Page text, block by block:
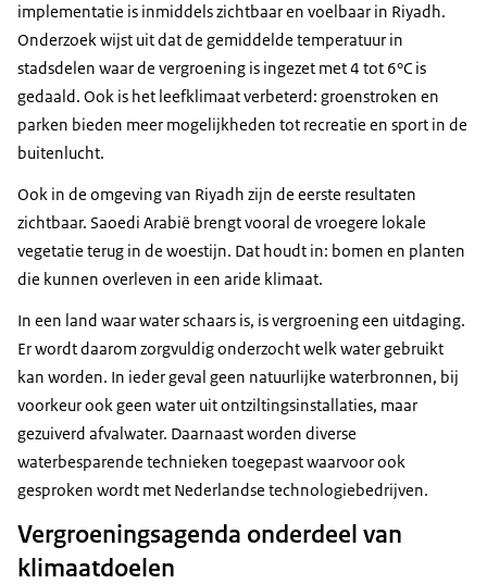
implementatie is inmiddels zichtbaar en voelbaar in Riyadh.
Onderzoek wijst uit dat de gemiddelde temperatuur in
stadsdelen waar de vergroening is ingezet met 4 tot 6°C is
gedaald. Ook is het leefklimaat verbeterd: groenstroken en
parken bieden meer mogelijkheden tot recreatie en sport in de
buitenlucht.
Ook in de omgeving van Riyadh zijn de eerste resultaten
zichtbaar. Saoedi Arabië brengt vooral de vroegere lokale
vegetatie terug in de woestijn. Dat houdt in: bomen en planten
die kunnen overleven in een aride klimaat.
In een land waar water schaars is, is vergroening een uitdaging.
Er wordt daarom zorgvuldig onderzocht welk water gebruikt
kan worden. In ieder geval geen natuurlijke waterbronnen, bij
voorkeur ook geen water uit ontziltingsinstallaties, maar
gezuiverd afvalwater. Daarnaast worden diverse
waterbesparende technieken toegepast waarvoor ook
gesproken wordt met Nederlandse technologiebedrijven.
Vergroeningsagenda onderdeel van
klimaatdoelen